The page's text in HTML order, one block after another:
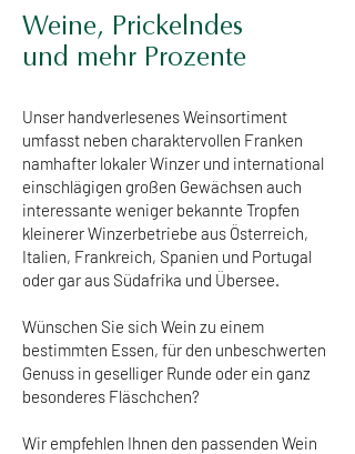
Weine, Prickelndes
und mehr Prozente
Unser handverlesenes Weinsortiment
umfasst neben charaktervollen Franken
namhafter lokaler Winzer und international
einschlägigen großen Gewächsen auch
interessante weniger bekannte Tropfen
kleinerer Winzerbetriebe aus Österreich,
Italien, Frankreich, Spanien und Portugal
oder gar aus Südafrika und Übersee.
Wünschen Sie sich Wein zu einem
bestimmten Essen, für den unbeschwerten
Genuss in geselliger Runde oder ein ganz
besonderes Fläschchen?
Wir empfehlen Ihnen den passenden Wein